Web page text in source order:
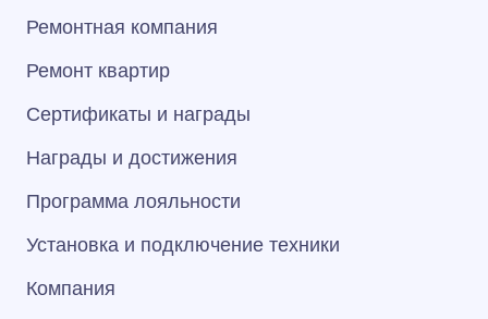
Ремонтная компания
Ремонт квартир
Сертификаты и награды
Награды и достижения
Программа лояльности
Установка и подключение техники
Компания